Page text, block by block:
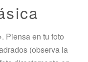
. Piensa en tu foto
(observa la